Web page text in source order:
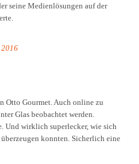
seine Medienlösungen auf der
Otto Gourmet. Auch online zu
Glas beobachtet werden.
Und wirklich superlecker, wie sich
konnten. Sicherlich eine